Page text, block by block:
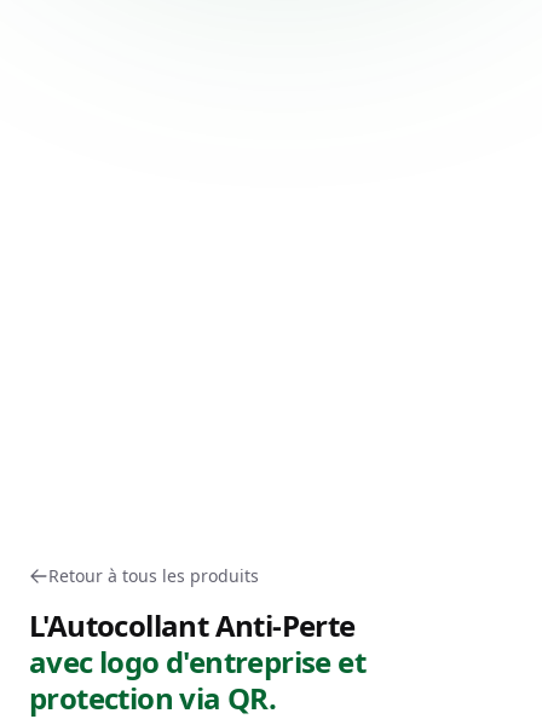
Retour à tous les produits
L'Autocollant Anti-Perte
avec logo d'entreprise et
protection via QR.